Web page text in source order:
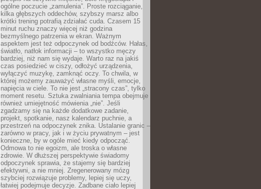
ogólne poczucie „zamulenia”. Proste rozciąganie,
kilka głębszych oddechów, szybszy marsz albo
krótki trening potrafią zdziałać cuda. Czasem 15
minut ruchu znaczy więcej niż godzina
bezmyślnego patrzenia w ekran. Ważnym
aspektem jest też odpoczynek od bodźców. Hałas,
światło, natłok informacji – to wszystko męczy
bardziej, niż nam się wydaje. Warto raz na jakiś
czas posiedzieć w ciszy, odłożyć urządzenia,
wyłączyć muzykę, zamknąć oczy. To chwila, w
której możemy zauważyć własne myśli, emocje,
napięcia w ciele. To nie jest „stracony czas”, tylko
moment resetu. Sztuka zwalniania tempa obejmuje
również umiejętność mówienia „nie”. Jeśli
zgadzamy się na każde dodatkowe zadanie,
projekt, spotkanie, nasz kalendarz puchnie, a
przestrzeń na odpoczynek znika. Ustalanie granic –
zarówno w pracy, jak i w życiu prywatnym – jest
konieczne, by w ogóle mieć kiedy odpocząć.
Odmowa to nie egoizm, ale troska o własne
zdrowie. W dłuższej perspektywie świadomy
odpoczynek sprawia, że stajemy się bardziej
efektywni, a nie mniej. Zregenerowany mózg
szybciej rozwiązuje problemy, lepiej się uczy,
łatwiej podejmuje decyzje. Zadbane ciało lepiej